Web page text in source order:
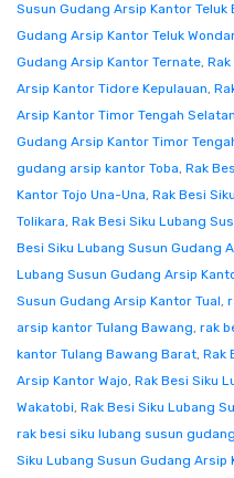
Susun Gudang Arsip Kantor Teluk
Gudang Arsip Kantor Teluk
Gudang Arsip Kantor Ternate,
Arsip Kantor Tidore Kepulauan,
Arsip Kantor Timor Tengah Selatan
Gudang Arsip Kantor Timor
gudang arsip kantor Toba, Rak
Kantor Tojo Una-Una, Rak Besi
Tolikara, Rak Besi Siku Lubang
Besi Siku Lubang Susun Gudang
Lubang Susun Gudang Arsip
Susun Gudang Arsip Kantor Tual,
arsip kantor Tulang Bawang, rak
kantor Tulang Bawang Barat, Rak
Arsip Kantor Wajo, Rak Besi Siku
Wakatobi, Rak Besi Siku Lubang
rak besi siku lubang susun
Siku Lubang Susun Gudang Arsip